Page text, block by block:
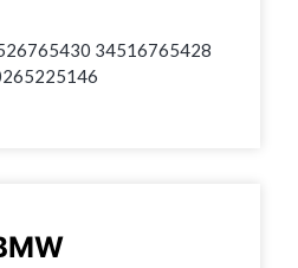
34516765428